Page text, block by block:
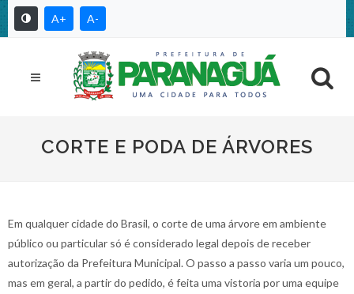
A+ A-
CORTE E PODA DE ÁRVORES
Em qualquer cidade do Brasil, o corte de uma árvore em ambiente
público ou particular só é considerado legal depois de receber
autorização da Prefeitura Municipal. O passo a passo varia um pouco,
mas em geral, a partir do pedido, é feita uma vistoria por uma equipe